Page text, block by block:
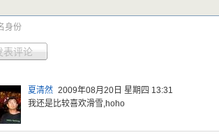
身份
表评论
夏清然 2009年08月20日 星期四 13:31
我还是比较喜欢滑雪,hoho